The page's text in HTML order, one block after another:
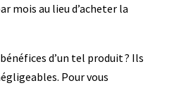
mois au lieu d’acheter la
d’un tel produit ? Ils
Pour vous